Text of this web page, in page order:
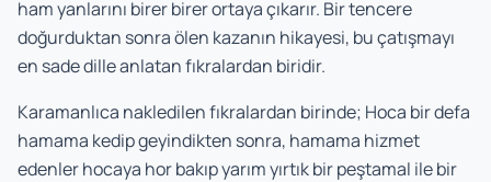
ham yanlarını birer birer ortaya çıkarır. Bir tencere
doğurduktan sonra ölen kazanın hikayesi, bu çatışmayı
en sade dille anlatan fıkralardan biridir.
Karamanlıca nakledilen fıkralardan birinde; Hoca bir defa
hamama kedip geyindikten sonra, hamama hizmet
edenler hocaya hor bakıp yarım yırtık bir peştamal ile bir